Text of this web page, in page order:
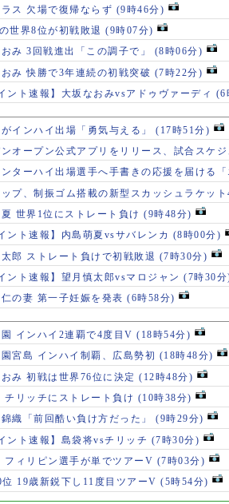
ス 欠場で復帰ならず (9時46分)
世界8位が初戦敗退 (9時07分)
み 3回戦進出「この調子で」 (8時06分)
み 快勝で3年連続の初戦突破 (7時22分)
ント速報】大坂なおみvsアドゥヴァーディ (6
インハイ出場「勇気与える」 (17時51分)
オープン公式アプリをリリース、試合スケ
ターハイ出場選手へ手書きの応援を届ける
プ、制振ゴム搭載の新型スカッシュラケッ
世界1位にストレート負け (9時48分)
ント速報】内島萌夏vsサバレンカ (8時00分)
郎 ストレート負けで初戦敗退 (7時30分)
ント速報】望月慎太郎vsマロジャン (7時30分
の妻 第一子妊娠を発表 (6時58分)
インハイ2連覇で4度目V (18時54分)
宮島 インハイ制覇、広島勢初 (18時48分)
み 初戦は世界76位に決定 (12時48分)
チリッチにストレート負け (10時38分)
織「前回酷い負け方だった」 (9時29分)
ント速報】島袋将vsチリッチ (7時30分)
フィリピン選手が単でツアーV (7時03分)
位 19歳新鋭下し11度目ツアーV (5時54分)